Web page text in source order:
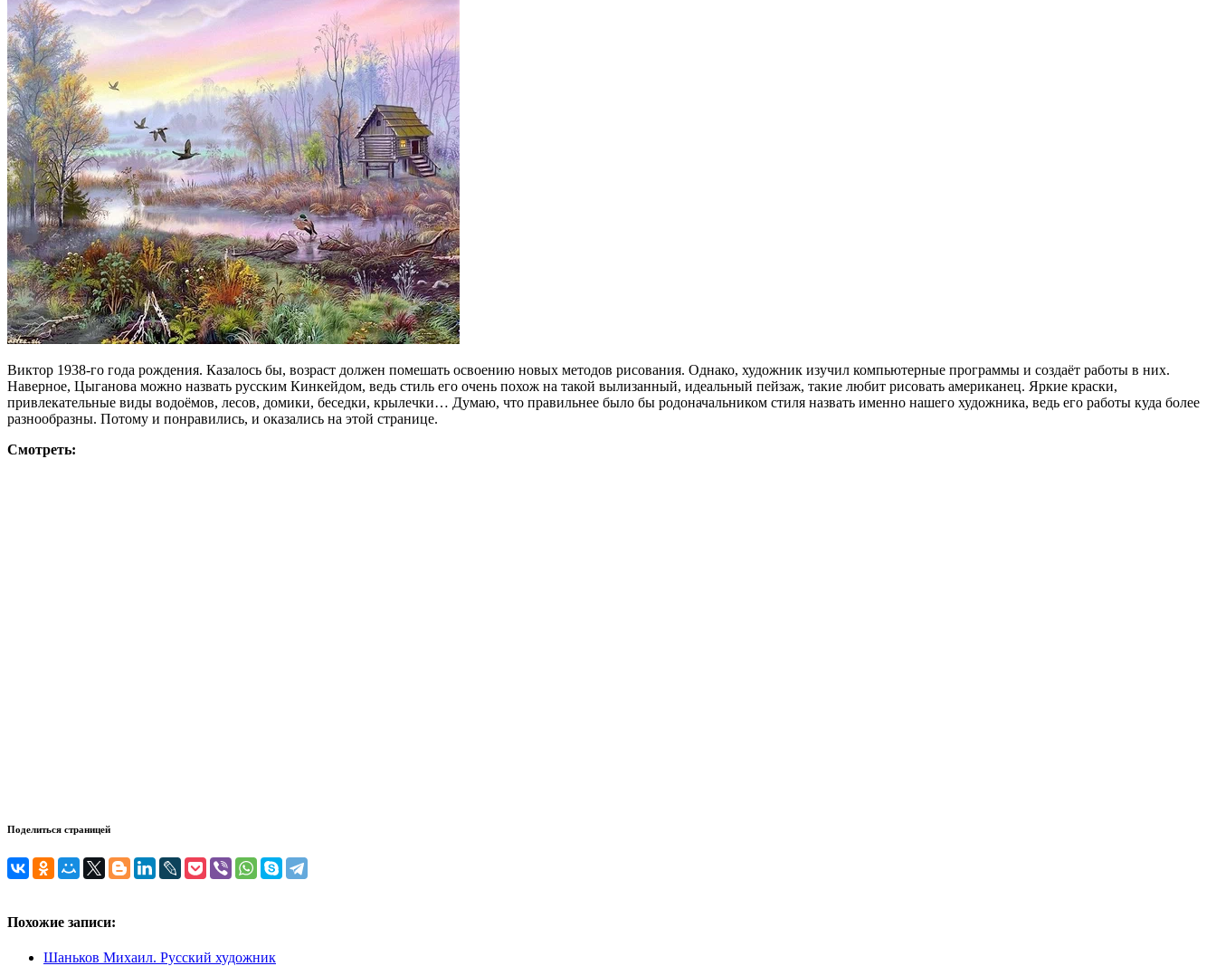
Виктор 1938-го года рождения. Казалось бы, возраст должен помешать освоению новых методов рисования. Однако, художник изучил компьютерные программы и создаёт работы в них.
Наверное, Цыганова можно назвать русским Кинкейдом, ведь стиль его очень похож на такой вылизанный, идеальный пейзаж, такие любит рисовать американец. Яркие краски,
привлекательные виды водоёмов, лесов, домики, беседки, крылечки… Думаю, что правильнее было бы родоначальником стиля назвать именно нашего художника, ведь его работы куда более
разнообразны. Потому и понравились, и оказались на этой странице.
Смотреть:
Поделиться страницей
Похожие записи:
Шаньков Михаил. Русский художник